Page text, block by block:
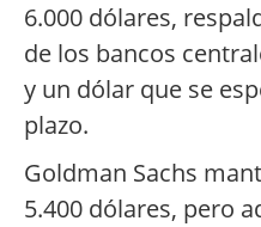
6.000 dólares,
de los bancos
y un dólar que se
plazo.
Goldman Sachs
5.400 dólares, pero